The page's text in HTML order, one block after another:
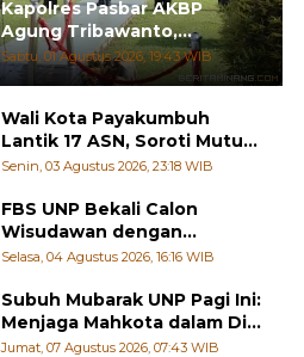
Kapolres Pasbar AKBP
Agung Tribawanto,
Tekankan Peningkatan
Pelayanan dan Sinergi
Sabtu, 01 Agustus 2026, 19:43 WIB
Wali Kota Payakumbuh
Lantik 17 ASN, Soroti Mutu
Sekolah hingga Pelayanan
Senin, 03 Agustus 2026, 23:18 WIB
FBS UNP Bekali Calon
Wisudawan dengan
Wawasan Karier Global dan
Selasa, 04 Agustus 2026, 16:16 WIB
Subuh Mubarak UNP Pagi Ini:
Menjaga Mahkota dalam Diri
Manusia
Jumat, 07 Agustus 2026, 07:43 WIB